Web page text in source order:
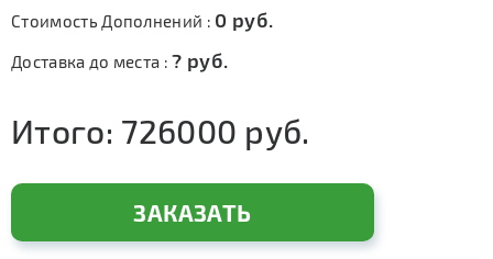
Стоимость Дополнений : 0 руб.
Доставка до места :? руб.
Итого: 726000 руб.
ЗАКАЗАТЬ